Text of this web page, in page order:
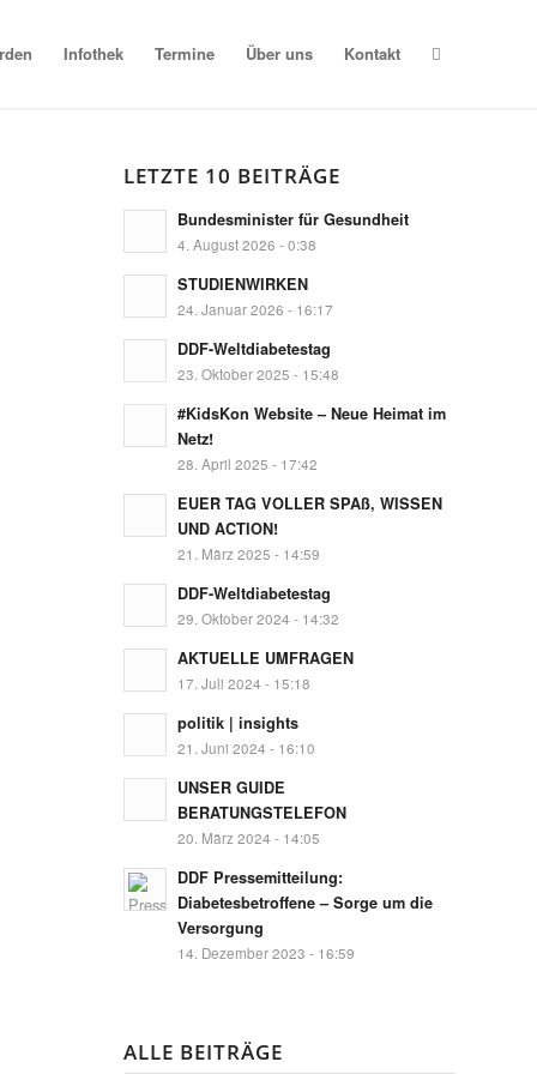
Infothek Termine Über uns Kontakt
LETZTE 10 BEITRÄGE
Bundesminister für Gesundheit
4. August 2026 - 0:38
STUDIENWIRKEN
24. Januar 2026 - 16:17
DDF-Weltdiabetestag
23. Oktober 2025 - 15:48
#KidsKon Website – Neue Heimat im
Netz!
28. April 2025 - 17:42
EUER TAG VOLLER SPAß, WISSEN
UND ACTION!
21. März 2025 - 14:59
DDF-Weltdiabetestag
29. Oktober 2024 - 14:32
AKTUELLE UMFRAGEN
17. Juli 2024 - 15:18
politik | insights
21. Juni 2024 - 16:10
UNSER GUIDE
BERATUNGSTELEFON
20. März 2024 - 14:05
DDF Pressemitteilung:
Diabetesbetroffene – Sorge um die
Versorgung
14. Dezember 2023 - 16:59
ALLE BEITRÄGE